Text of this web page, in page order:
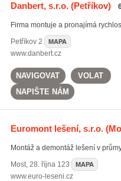
Danbert, s.r.o.(Petříkov)
Firma montuje a pronajímá
Petříkov2 MAPA
www.danbert.cz
NAVIGOVAT
VOLAT
NAPIŠTE NÁM
Euromont lešení, s.r.o.
Montáž a demontáž lešení v
Most, 28. října 123 MAPA
www.euro-leseni.cz